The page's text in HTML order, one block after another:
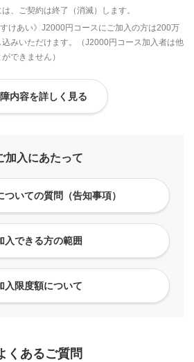
、ご契約は終了（消滅）します。
けあい》J2000円コースにご加入の方は200万
込みいただけます。（J2000円コース加入者は他
できません）
内容を詳しく見る
加入にあたって
ついての質問（告知事項）
入できる方の範囲
入限度額について
くあるご質問